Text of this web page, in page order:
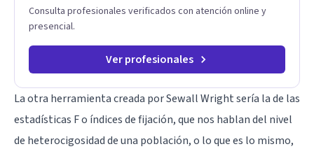
Consulta profesionales verificados con atención online y
presencial.
Ver profesionales
La otra herramienta creada por Sewall Wright sería la de las
estadísticas F o índices de fijación, que nos hablan del nivel
de heterocigosidad de una población, o lo que es lo mismo,